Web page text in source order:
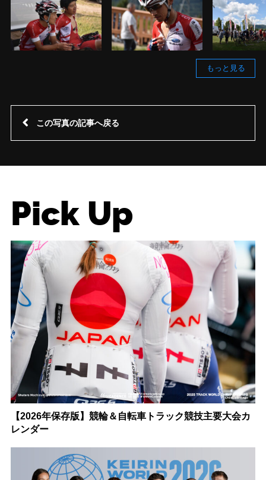
もっと見る
この写真の記事へ戻る
Pick Up
【2026年保存版】競輪＆自転車トラック競技主要大会カ
レンダー